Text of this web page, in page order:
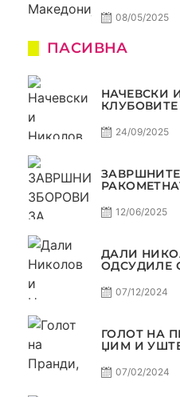
08/05/2025
ПАСИВНА
НАЧЕВСКИ
С5Е224/09/2025
С4Е11
12/06/2025
ДАЛИ
ОДСУДИЛЕ
07/12/2024
ГОЛОТ НА
ЏИМ И
САМО
07/02/2024